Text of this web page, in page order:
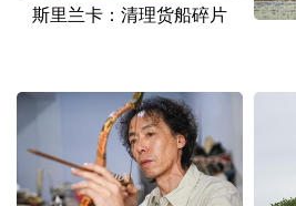
斯里兰卡：清理货船碎片